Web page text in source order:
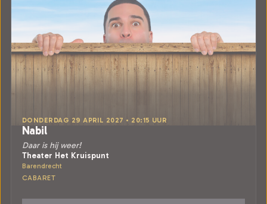
DONDERDAG 29 APRIL 2027 • 20:15 UUR
Nabil
Daar is hij weer!
Theater Het Kruispunt
Barendrecht
CABARET